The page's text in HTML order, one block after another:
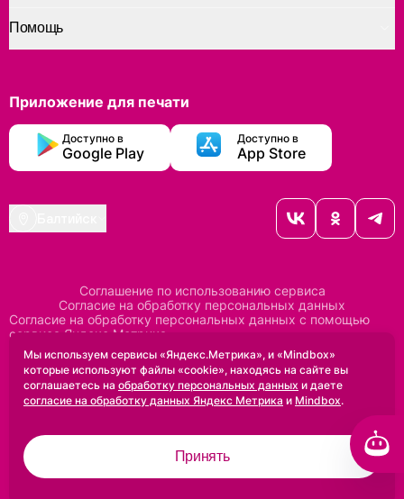
Помощь
Приложение для печати
Доступно в
Google Play
Доступно в
App Store
2005-2026 ©
Дизайн сделан вUprock
Проектирование и SEO:
Baklenev SEO
Разработано вQualitica
Соглашение по использованию сервиса
Согласие на обработку персональных данных
Согласие на обработку персональных данных с помощью
сервиса Яндекс Метрика
Согласие на обработку персональных данных с помощью
сервиса Mindbox
Положение по обработке персональных данных
Политика конфиденциальностиДоговор оферты
Мы используем сервисы «Яндекс.Метрика», и «Mindbox»
которые используют файлы «cookie», находясь на сайте вы
соглашаетесь на обработку персональных данных и даете
согласие на обработку данных Яндекс Метрика и Mindbox.
Принять